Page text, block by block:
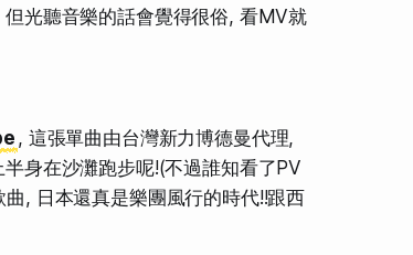
光聽音樂的話會覺得很俗, 看MV就
, 這張單曲由台灣新力博德曼代理,
身在沙灘跑步呢!(不過誰知看了PV
, 日本還真是樂團風行的時代!!跟西